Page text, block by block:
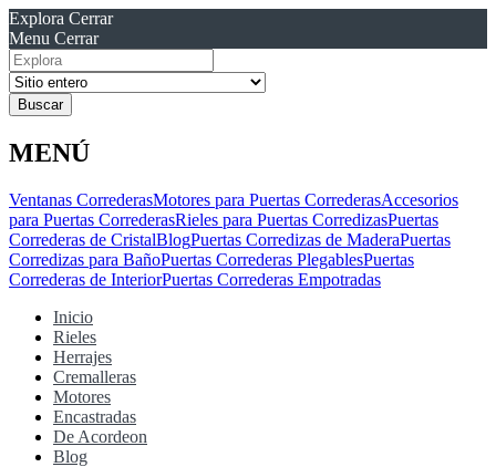
Explora Cerrar
Menu Cerrar
Resultados
para
MENÚ
Ventanas CorrederasMotores para Puertas CorrederasAccesorios
para Puertas CorrederasRieles para Puertas CorredizasPuertas
Correderas de CristalBlogPuertas Corredizas de MaderaPuertas
Corredizas para BañoPuertas Correderas PlegablesPuertas
Correderas de InteriorPuertas Correderas Empotradas
Inicio
Rieles
Herrajes
Cremalleras
Motores
Encastradas
De Acordeon
Blog